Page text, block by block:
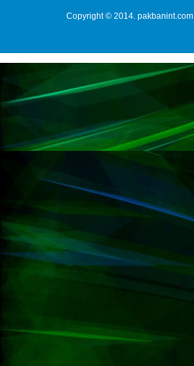
Copyright © 2014. pakbanint.com